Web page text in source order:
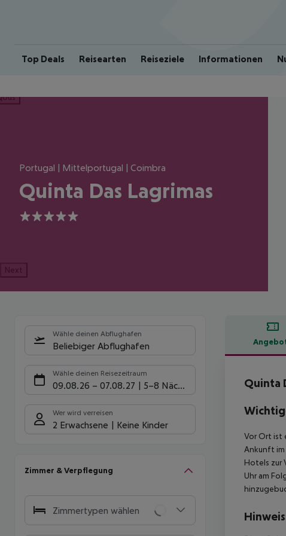
Top Deals Reisearten Reiseziele Informationen
Portugal | Mittelportugal | Coimbra
Quinta Das Lagrimas
5
Next
Wähle deinen Abflughafen
Beliebiger Abflughafen
Wähle deinen Reisezeitraum
09.08.26 – 07.08.27 5-8 Nächte
Wer wird verreisen
2 Erwachsene Keine Kinder
Zimmer & Verpflegung
Zimmertypen wählen
Quinta
Vor Ort ist
Ankunft
Hotels zur
Uhr am